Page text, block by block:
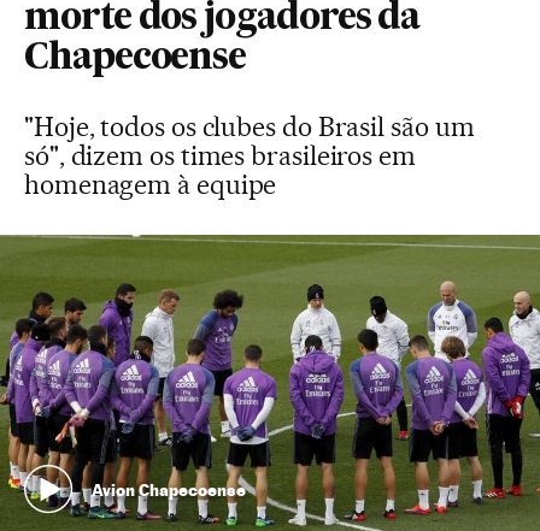
morte dos jogadores da
Chapecoense
"Hoje, todos os clubes do Brasil são um
só", dizem os times brasileiros em
homenagem à equipe
Avion Chapecoense